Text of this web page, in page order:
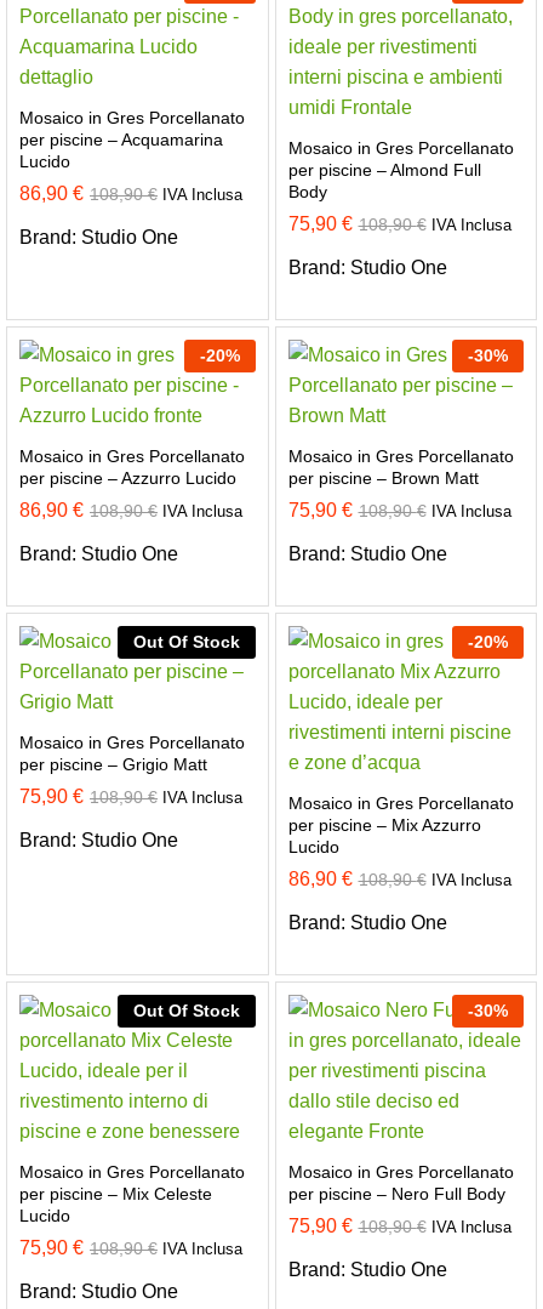
Mosaico in Gres Porcellanato
per piscine – Acquamarina
Lucido
86,90 € 108,90€ IVA Inclusa
Brand: Studio One
Mosaico in Gres Porcellanato
per piscine – Almond Full
Body
75,90 € 108,90€ IVA Inclusa
Brand: Studio One
-20%
Mosaico in Gres Porcellanato
per piscine – Azzurro Lucido
86,90 € 108,90€ IVA Inclusa
Brand: Studio One
-30%
Mosaico in Gres Porcellanato
per piscine – Brown Matt
75,90 € 108,90€ IVA Inclusa
Brand: Studio One
Out Of Stock
Mosaico in Gres Porcellanato
per piscine – Grigio Matt
75,90 € 108,90€ IVA Inclusa
Brand: Studio One
-20%
Mosaico in Gres Porcellanato
per piscine – Mix Azzurro
Lucido
86,90 € 108,90€ IVA Inclusa
Brand: Studio One
Out Of Stock
Mosaico in Gres Porcellanato
per piscine – Mix Celeste
Lucido
75,90 € 108,90€ IVA Inclusa
Brand: Studio One
-30%
Mosaico in Gres Porcellanato
per piscine – Nero Full Body
75,90 € 108,90€ IVA Inclusa
Brand: Studio One